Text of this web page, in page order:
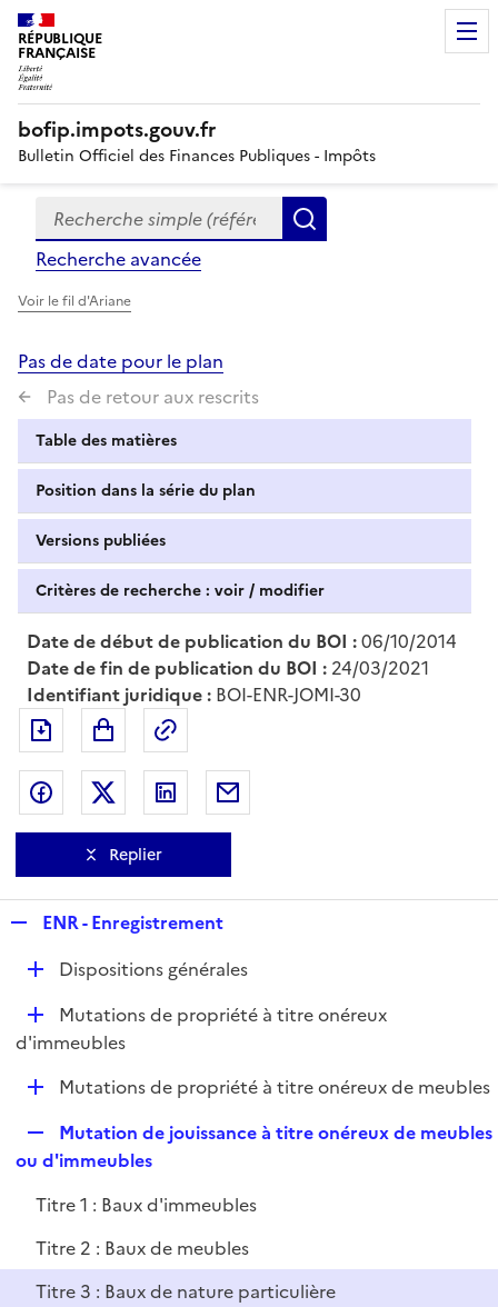
RÉPUBLIQUE
FRANÇAISE
bofip.impots.gouv.fr
Bulletin Officiel des Finances Publiques - Impôts
Formulaire
de
recherche
Recherche simple (références, mots clés, partie du
Recherche avancée
Voir le fil d'Ariane
Pas de date pour le plan
Pas de retour aux rescrits
Table des matières
Position dans la série du plan
Versions publiées
Critères de recherche : voir / modifier
Date de début de publication du BOI :06/10/2014
Date de fin de publication du BOI : 24/03/2021
Identifiant juridique : BOI-ENR-JOMI-30
Exporter le document au format pdf
Partager sur Facebook
Partager sur Twitter
Partager sur LinkedIn
Replier
p
l
i
e
r
ENR - Enregistrement
D
l
Dispositions générales
D
é
e
r
Mutations de propriété à titre onéreux
d'immeubles
D
l
i
e
r
Mutations de propriété à titre onéreux de meubles
e
l
i
e
r
Mutation de jouissance à titre onéreux de meubles
ou d'immeubles
Titre 1 : Baux d'immeubles
Titre 2 : Baux de meubles
Titre 3 : Baux de nature particulière